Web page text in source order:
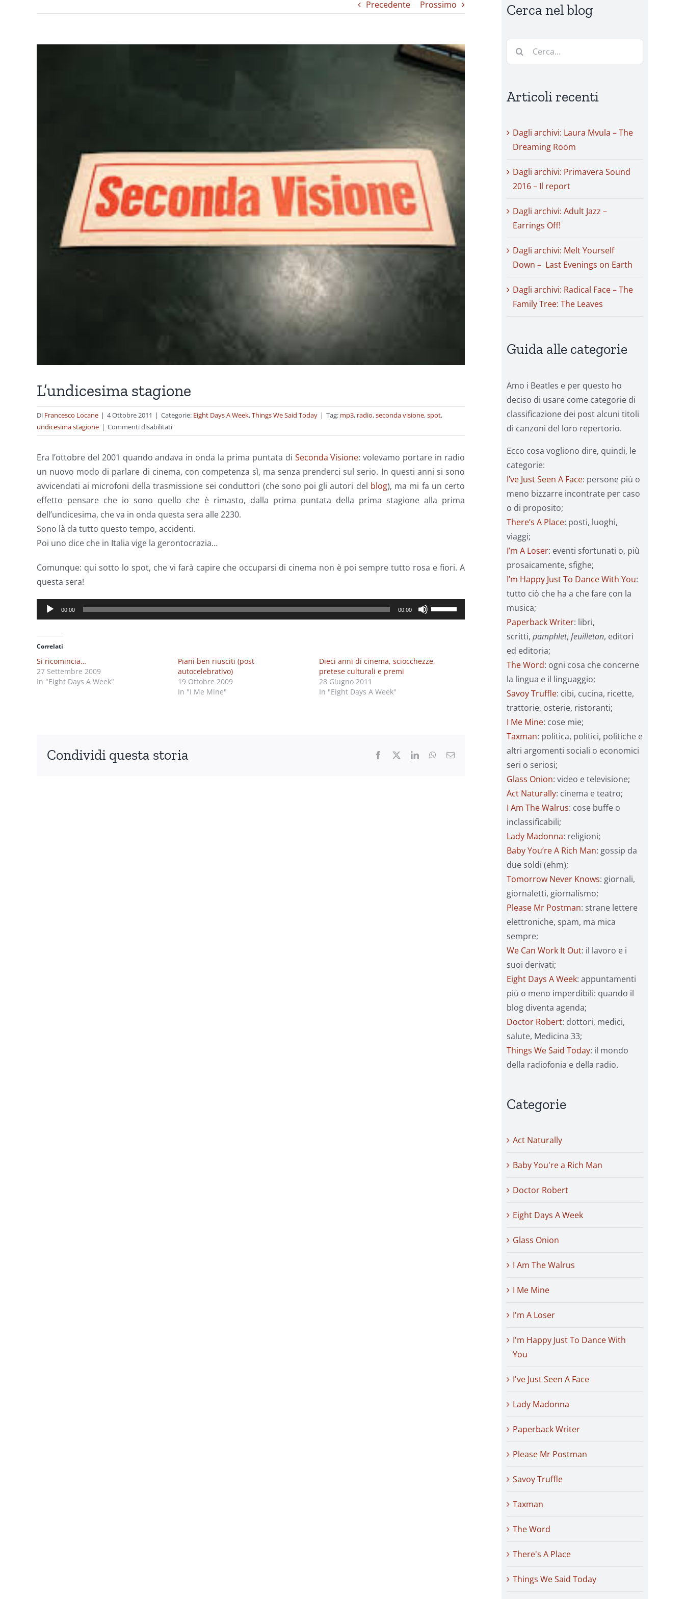
Precedente Prossimo
L’undicesima stagione
Di Francesco Locane | 4 Ottobre 2011 | Categorie: Eight Days A Week,Things We Said Today | Tag: mp3, radio,seconda visione,spot,
undicesima stagione | Commenti disabilitatisu
L’undicesima
Era l’ottobre del 2001 quando andava in onda la prima puntata di Seconda Visione: volevamo portare in radio
un nuovo modo di parlare di cinema, con competenza sì, ma senza prenderci sul serio. In questi anni si sono
avvicendati ai microfoni della trasmissione sei conduttori (che sono poi gli autori del blog), ma mi fa un certo
effetto pensare che io sono quello che è rimasto, dalla prima puntata della prima stagione alla prima
dell’undicesima, che va in onda questa sera alle 2230.
Sono là da tutto questo tempo, accidenti.
Poi uno dice che in Italia vige la gerontocrazia…
Comunque: qui sotto lo spot, che vi farà capire che occuparsi di cinema non è poi sempre tutto rosa e fiori. A
questa sera!
Audio
Player
00:00 00:00
Usa
i
su/giù
Correlati
Si ricomincia…
27 Settembre 2009
In "Eight Days A Week"
Piani ben riusciti (post
autocelebrativo)
19 Ottobre 2009
In "I Me Mine"
Dieci anni di cinema, sciocchezze,
pretese culturali e premi
28 Giugno 2011
In "Eight Days A Week"
Condividi questa storia Facebook LinkedInWhatsApp
Email
Cerca nel blog
Cerca
Articoli recenti
Dagli archivi: Laura Mvula – The
Dreaming Room
Dagli archivi: Primavera Sound
2016 – Il report
Dagli archivi: Adult Jazz –
Earrings Off!
Dagli archivi: Melt Yourself
Down – Last Evenings on Earth
Dagli archivi: Radical Face – The
Family Tree: The Leaves
Guida alle categorie
Amo i Beatles e per questo ho
deciso di usare come categorie di
classificazione dei post alcuni titoli
di canzoni del loro repertorio.
Ecco cosa vogliono dire, quindi, le
categorie:
I’ve Just Seen A Face: persone più o
meno bizzarre incontrate per caso
o di proposito;
There’s A Place: posti, luoghi,
viaggi;
I’m A Loser: eventi sfortunati o, più
prosaicamente, sfighe;
I’m Happy Just To Dance With You:
tutto ciò che ha a che fare con la
musica;
Paperback Writer: libri,
scritti, pamphlet, feuilleton, editori
ed editoria;
The Word: ogni cosa che concerne
la lingua e il linguaggio;
Savoy Truffle: cibi, cucina, ricette,
trattorie, osterie, ristoranti;
I Me Mine: cose mie;
Taxman: politica, politici, politiche e
altri argomenti sociali o economici
seri o seriosi;
Glass Onion: video e televisione;
Act Naturally: cinema e teatro;
I Am The Walrus: cose buffe o
inclassificabili;
Lady Madonna: religioni;
Baby You’re A Rich Man: gossip da
due soldi (ehm);
Tomorrow Never Knows: giornali,
giornaletti, giornalismo;
Please Mr Postman: strane lettere
elettroniche, spam, ma mica
sempre;
We Can Work It Out: il lavoro e i
suoi derivati;
Eight Days A Week: appuntamenti
più o meno imperdibili: quando il
blog diventa agenda;
Doctor Robert: dottori, medici,
salute, Medicina 33;
Things We Said Today: il mondo
della radiofonia e della radio.
Categorie
Act Naturally
Baby You're a Rich Man
Doctor Robert
Eight Days A Week
Glass Onion
I Am The Walrus
I Me Mine
I'm A Loser
I'm Happy Just To Dance With
You
I've Just Seen A Face
Lady Madonna
Paperback Writer
Please Mr Postman
Savoy Truffle
Taxman
The Word
There's A Place
Things We Said Today